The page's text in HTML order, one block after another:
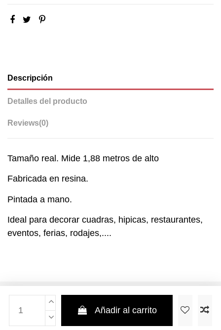
Añadir al carrito
Descripción
Detalles del producto
Reviews(0)
Tamaño real. Mide 1,88 metros de alto
Fabricada en resina.
Pintada a mano.
Ideal para decorar cuadras, hipicas, restaurantes,
eventos, ferias, rodajes,....